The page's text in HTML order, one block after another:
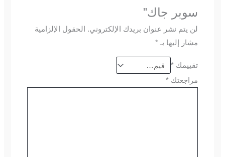
سوبر جاك”
لن يتم نشر عنوان بريدك الإلكتروني.
الحقول الإلزامية
مشار إليها بـ *
تقييمك *
مراجعتك *